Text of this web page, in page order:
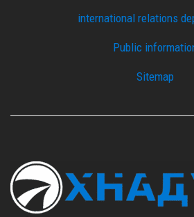
international relations
Public
Sitemap